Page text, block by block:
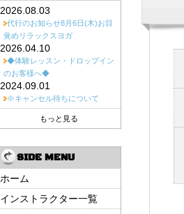
2026.08.03
代行のお知らせ8月6日(木)お目
覚めリラックスヨガ
2026.04.10
◆体験レッスン・ドロップイン
のお客様へ◆
2024.09.01
※キャンセル待ちについて
もっと見る
SIDE MENU
ホーム
インストラクター一覧